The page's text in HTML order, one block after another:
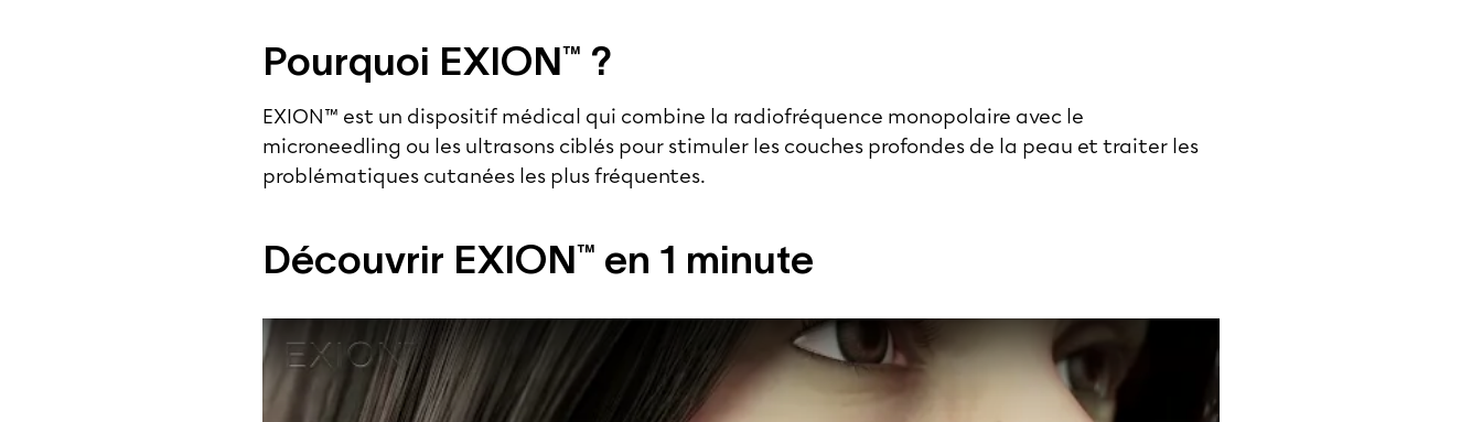
Pourquoi EXION™ ?
EXION™ est un dispositif médical qui combine la radiofréquence monopolaire avec le
microneedling ou les ultrasons ciblés pour stimuler les couches profondes de la peau et traiter les
problématiques cutanées les plus fréquentes.
Découvrir EXION™ en 1 minute